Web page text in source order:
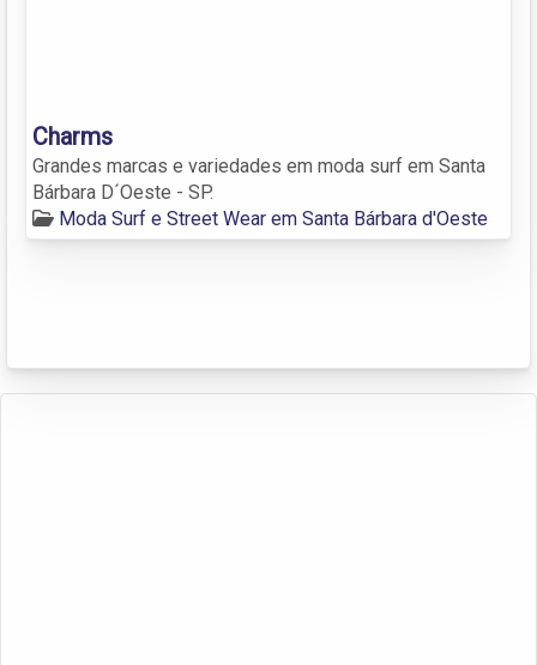
Charms
Grandes marcas e variedades em moda surf em Santa
Bárbara D´Oeste - SP.
Moda Surf e Street Wear em Santa Bárbara d'Oeste